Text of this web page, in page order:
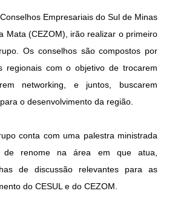
Empresariais do Sul de Minas
Mata (CEZOM), irão realizar o primeiro
Os conselhos são compostos por
regionais com o objetivo de trocarem
networking, e juntos, buscarem
o desenvolvimento da região.
conta com uma palestra ministrada
de renome na área em que atua,
de discussão relevantes para as
do CESUL e do CEZOM.